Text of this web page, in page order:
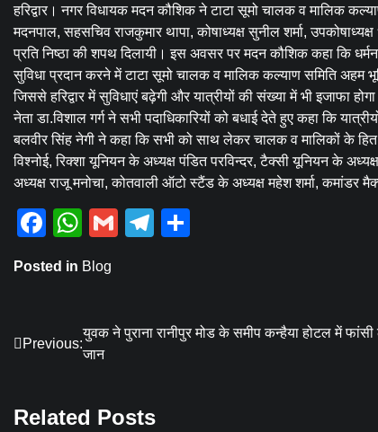
हरिद्वार। नगर विधायक मदन कौशिक ने टाटा सूमो चालक व मालिक
मदनपाल, सहसचिव राजकुमार थापा, कोषाध्यक्ष सुनील शर्मा,
प्रति निष्ठा की शपथ दिलायी। इस अवसर पर मदन कौशिक कहा कि
सुविधा प्रदान करने में टाटा सूमो चालक व मालिक कल्याण समिति अहम
जिससे हरिद्वार में सुविधाएं बढ़ेगी और यात्रीयों की संख्या में भी इजाफा
नेता डा.विशाल गर्ग ने सभी पदाधिकारियों को बधाई देते हुए कहा कि
बलवीर सिंह नेगी ने कहा कि सभी को साथ लेकर चालक व मालिकों के
विश्नोई, रिक्शा यूनियन के अध्यक्ष पंडित परविन्दर, टैक्सी यूनियन के
अध्यक्ष राजू मनोचा, कोतवाली ऑटो स्टैंड के अध्यक्ष महेश शर्मा, कमांडर
Facebook
WhatsApp
GmailTelegram
Posted in Blog
Post
Previous:
युवक ने पुराना रानीपुर मोड के समीप कन्हैया होटल में फांसी
जान
Related Posts